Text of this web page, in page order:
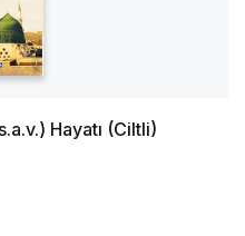
Hayatı (Ciltli)